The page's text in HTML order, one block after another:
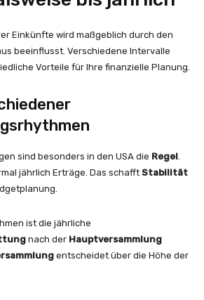
Einkünfte wird maßgeblich durch den
beeinflusst. Verschiedene Intervalle
Vorteile für Ihre finanzielle Planung.
sind besonders in den USA die Regel.
jährlich Erträge. Das schafft Stabilität
ist die jährliche
nach der Hauptversammlung
entscheidet über die Höhe der